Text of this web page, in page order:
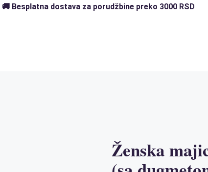
🚚 Besplatna dostava za porudžbine preko 3000 RSD
Ženska